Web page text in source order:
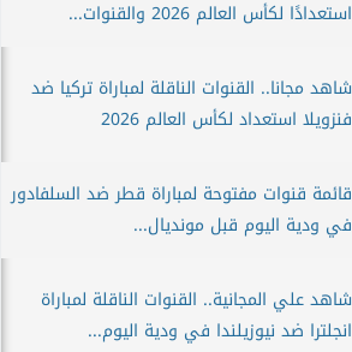
استعدادًا لكأس العالم 2026 والقنوات...
شاهد مجانا.. القنوات الناقلة لمباراة تركيا ضد
فنزويلا استعداد لكأس العالم 2026
قائمة قنوات مفتوحة لمباراة قطر ضد السلفادور
في ودية اليوم قبل مونديال...
شاهد علي المجانية.. القنوات الناقلة لمباراة
انجلترا ضد نيوزيلندا في ودية اليوم...